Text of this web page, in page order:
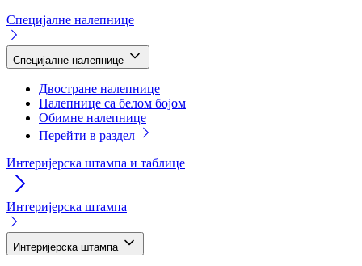
Специјалне налепнице
Специјалне налепнице
Двостране налепнице
Налепнице са белом бојом
Обимне налепнице
Перейти в раздел
Интеријерска штампа и таблице
Интеријерска штампа
Интеријерска штампа